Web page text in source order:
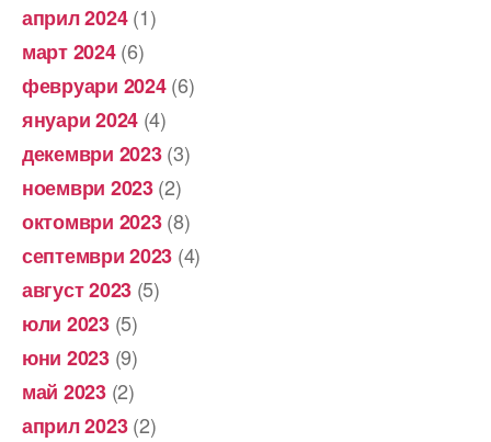
април 2024(1)
март 2024(6)
февруари 2024(6)
януари 2024 (4)
декември 2023(3)
ноември 2023(2)
октомври 2023(8)
септември 2023 (4)
август 2023 (5)
юли 2023(5)
юни 2023(9)
май 2023(2)
април 2023(2)